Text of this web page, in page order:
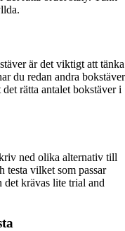
är det viktigt att tänka
du redan andra bokstäver
rätta antalet bokstäver i
ned olika alternativ till
testa vilket som passar
det krävas lite trial and